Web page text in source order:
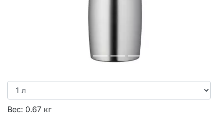
Вес: 0.67 кг